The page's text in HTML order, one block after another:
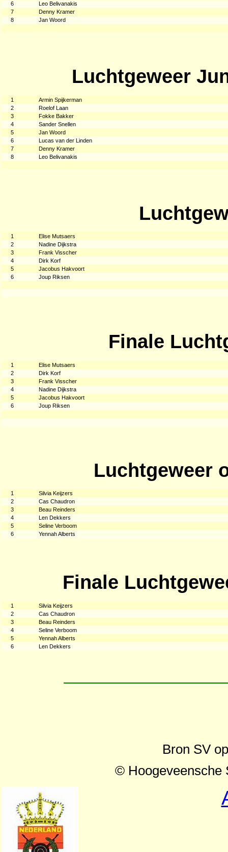
6
Leo Belivanakis
7
Denny Kramer
8
Jan Woord
Luchtgeweer
1
Armin Spijkerman
2
Roelof Laan
3
Fokke Bakker
4
Sander Snellen
5
Jan Woord
6
Lucas van der Linden
7
Denny Kramer
8
Leo Belivanakis
1
Elise Mutsaers
2
Nadine Dijkstra
3
Frank Visscher
4
Dirk Korf
5
Jacobus Hakvoort
6
Joup Riksen
Finale
1
Elise Mutsaers
2
Dirk Korf
3
Frank Visscher
4
Nadine Dijkstra
5
Jacobus Hakvoort
6
Joup Riksen
Luchtgeweer
1
Silvia Keijzers
2
Cas Chaudron
3
Beau Reinders
4
Len Dekkers
5
Seline Verboom
6
Yennah Alberts
Finale
1
Silvia Keijzers
2
Cas Chaudron
3
Beau Reinders
4
Seline Verboom
5
Yennah Alberts
6
Len Dekkers
Bron SV
© Hoogeveensche